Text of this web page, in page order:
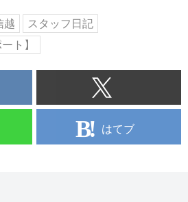
越
スタッフ日記
ト】
はてブ